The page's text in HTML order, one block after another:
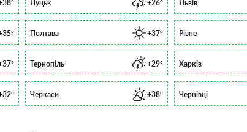
Луцьк +26° Львів
Полтава +37° Рівне
Тернопіль +29° Харків
Черкаси +38° Чернівці